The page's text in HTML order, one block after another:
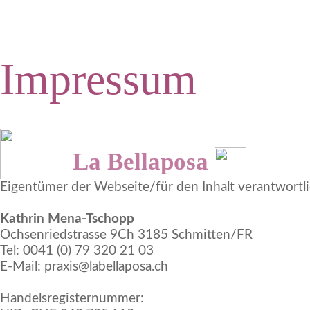
Impressum
La Bellaposa
Eigentümer der Webseite/für den Inhalt
Kathrin Mena-Tschopp
Ochsenriedstrasse 9Ch 3185 Schmitten/FR
Tel: 0041 (0) 79 320 21 03
E-Mail: praxis@labellaposa.ch
Handelsregisternummer: